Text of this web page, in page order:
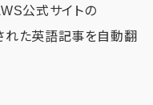
公式サイトの
れた英語記事を自動翻